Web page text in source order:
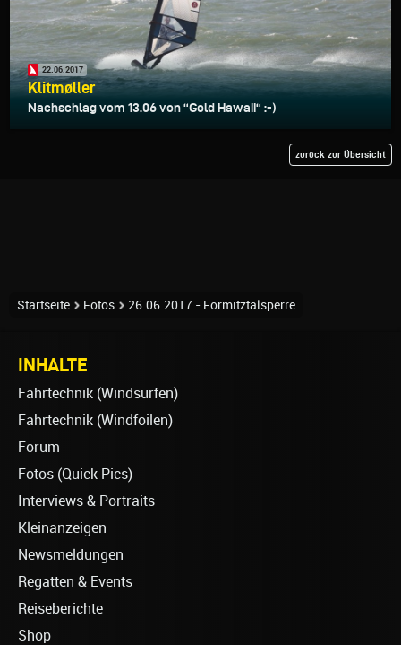
22.06.2017
Klitmøller
Nachschlag vom 13.06 von “Gold Hawaii“ :-)
zurück zur Übersicht
Startseite Fotos 26.06.2017 - Förmitztalsperre
INHALTE
Fahrtechnik (Windsurfen)
Fahrtechnik (Windfoilen)
Forum
Fotos (Quick Pics)
Interviews & Portraits
Kleinanzeigen
Newsmeldungen
Regatten & Events
Reiseberichte
Shop